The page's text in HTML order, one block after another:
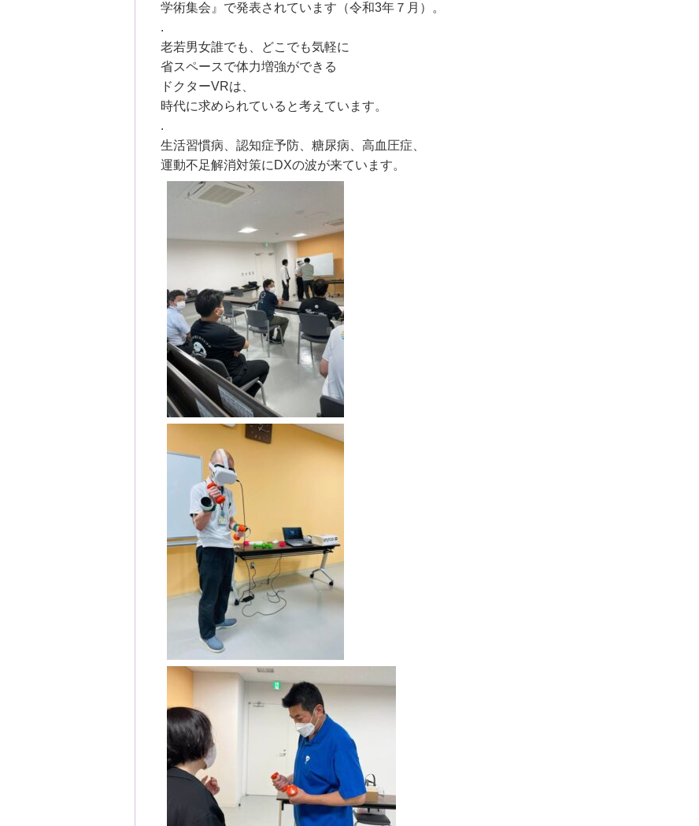
学術集会』で発表されています（令和3年７月）。
.
老若男女誰でも、どこでも気軽に
省スペースで体力増強ができる
ドクターVRは、
時代に求められていると考えています。
.
生活習慣病、認知症予防、糖尿病、高血圧症、
運動不足解消対策にDXの波が来ています。